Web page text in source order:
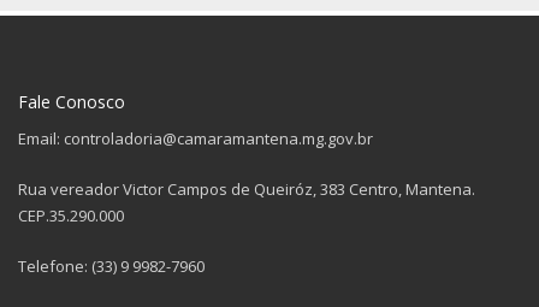
Fale Conosco
Email: controladoria@camaramantena.mg.gov.br
Rua vereador Victor Campos de Queiróz, 383 Centro, Mantena.
CEP.35.290.000
Telefone: (33) 9 9982-7960